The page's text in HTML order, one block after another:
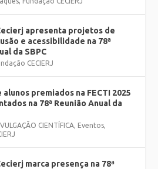
apresenta projetos de
e acessibilidade na 78ª
da SBPC
CECIERJ
premiados na FECTI 2025
na 78ª Reunião Anual da
CIENTÍFICA, Eventos,
marca presença na 78ª